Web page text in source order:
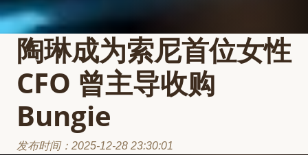
陶琳成为索尼首位女性
CFO 曾主导收购
Bungie
发布时间：2025-12-28 23:30:01